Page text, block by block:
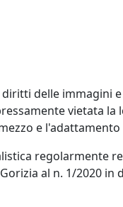
delle immagini
vietata
e
regolarmente
al n. 1/2020 in